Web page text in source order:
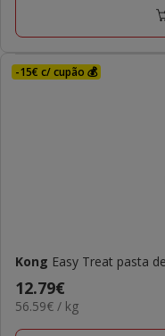
-15€ c/ cupão 💰
Kong Easy Treat pasta
Preço
12.79€
12.79€
56.59€
56.59€ / kg